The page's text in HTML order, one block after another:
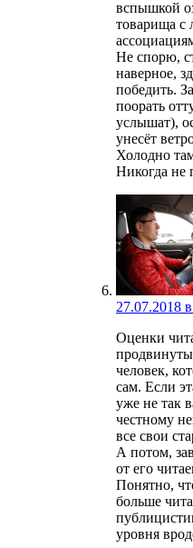
вспышкой
товарища с
Не спорю,
наверное,
победить.
поорать
услышат),
унесёт
Холодно
Никогда не
27.07.2018
Оценки
человек,
сам. Если
уже не так
честному
все свои
А потом,
от его
Понятно,
больше
уровня